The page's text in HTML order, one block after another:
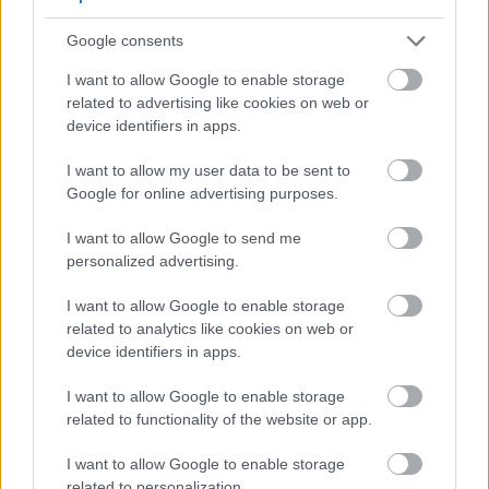
Google consents
I want to allow Google to enable storage
related to advertising like cookies on web or
device identifiers in apps.
I want to allow my user data to be sent to
Google for online advertising purposes.
I want to allow Google to send me
personalized advertising.
I want to allow Google to enable storage
related to analytics like cookies on web or
device identifiers in apps.
I want to allow Google to enable storage
related to functionality of the website or app.
I want to allow Google to enable storage
каждом ярко-зеленом стебле. Жители
Соединенных Штатов открывают для себя то,
что энтузиасты здорового образа жизни знали
десятилетиями.Читать дальше...
Полное руководство по пользе зеленого
лука для здоровья
Опубликовано: 13 июля 2026 г. в 19:07:50 UTC
Эти тонкие зеленые стебли, лежащие в вашем
холодильнике, могут быть одним из самых
недооцененных суперпродуктов на вашей
шалот, обладает удивительной питательной
ценностью, которая выходит далеко за рамки
его роли простого украшения. Добавляете ли вы
лапшу, эти универсальные луковые овощи
обладают замечательными полезными
свойствами, которые заслуживают вашего
внимания.Читать дальше...